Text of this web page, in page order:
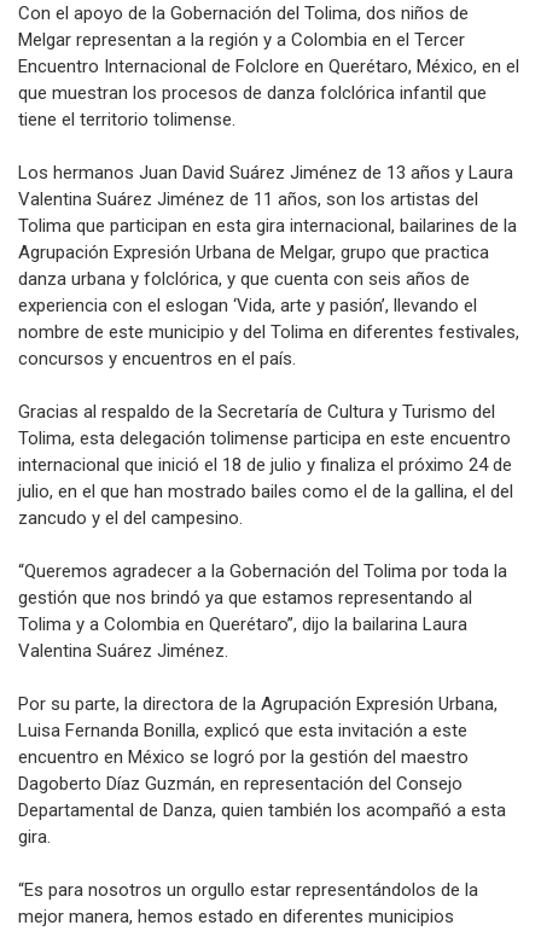
Con el apoyo de la Gobernación del Tolima, dos niños de
Melgar representan a la región y a Colombia en el Tercer
Encuentro Internacional de Folclore en Querétaro, México, en el
que muestran los procesos de danza folclórica infantil que
tiene el territorio tolimense.
Los hermanos Juan David Suárez Jiménez de 13 años y Laura
Valentina Suárez Jiménez de 11 años, son los artistas del
Tolima que participan en esta gira internacional, bailarines de la
Agrupación Expresión Urbana de Melgar, grupo que practica
danza urbana y folclórica, y que cuenta con seis años de
experiencia con el eslogan ‘Vida, arte y pasión’, llevando el
nombre de este municipio y del Tolima en diferentes festivales,
concursos y encuentros en el país.
Gracias al respaldo de la Secretaría de Cultura y Turismo del
Tolima, esta delegación tolimense participa en este encuentro
internacional que inició el 18 de julio y finaliza el próximo 24 de
julio, en el que han mostrado bailes como el de la gallina, el del
zancudo y el del campesino.
“Queremos agradecer a la Gobernación del Tolima por toda la
gestión que nos brindó ya que estamos representando al
Tolima y a Colombia en Querétaro”, dijo la bailarina Laura
Valentina Suárez Jiménez.
Por su parte, la directora de la Agrupación Expresión Urbana,
Luisa Fernanda Bonilla, explicó que esta invitación a este
encuentro en México se logró por la gestión del maestro
Dagoberto Díaz Guzmán, en representación del Consejo
Departamental de Danza, quien también los acompañó a esta
gira.
“Es para nosotros un orgullo estar representándolos de la
mejor manera, hemos estado en diferentes municipios